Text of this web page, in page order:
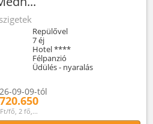
Repülővel
7 éj
Hotel ****
Félpanzió
Üdülés - nyaralás
09-09-tól
720.650
Ft/fő, 2 fő,...